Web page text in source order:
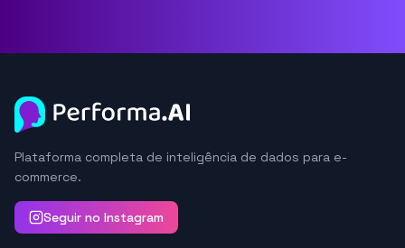
Plataforma completa de inteligência de dados para e-
commerce.
Seguir no Instagram